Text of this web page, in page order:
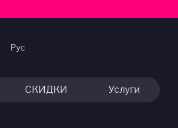
Рус
СКИДКИ Услуги